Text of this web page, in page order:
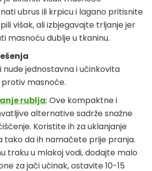
ubrus ili krpicu i lagano pritisnite
višak, ali izbjegavajte trljanje jer
masnoću dublje u tkaninu.
nude jednostavna i učinkovita
masnoće.
rublja: Ove kompaktne i
alternative sadrže snažne
Koristite ih za uklanjanje
tako da ih namačete prije pranja.
traku u mlakoj vodi, dodajte malo
za jači učinak, ostavite 10-15